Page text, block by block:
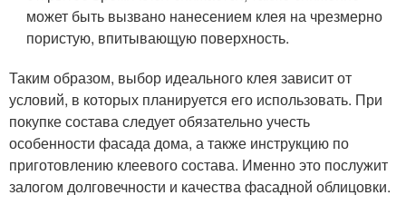
может быть вызвано нанесением клея на чрезмерно
пористую, впитывающую поверхность.
Таким образом, выбор идеального клея зависит от
условий, в которых планируется его использовать. При
покупке состава следует обязательно учесть
особенности фасада дома, а также инструкцию по
приготовлению клеевого состава. Именно это послужит
залогом долговечности и качества фасадной облицовки.